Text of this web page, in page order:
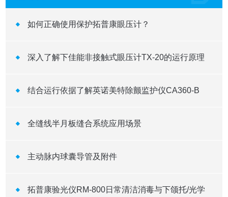
如何正确使用保护拓普康眼压计？
深入了解下佳能非接触式眼压计TX-20的运行原理
结合运行依据了解英诺美特除颤监护仪CA360-B
全缝线半月板缝合系统应用场景
主动脉内球囊导管及附件
拓普康验光仪RM-800日常清洁消毒与下颌托/光学